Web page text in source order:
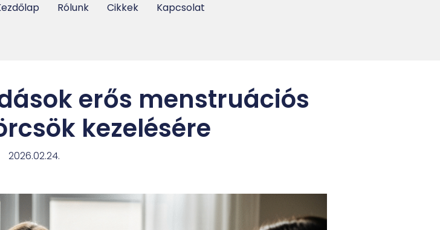
Rólunk Cikkek Kapcsolat
erős menstruációs
kezelésére
2026.02.24.